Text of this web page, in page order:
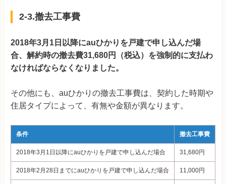
2-3.撤去工事費
2018年3月1日以降にauひかりを戸建で申し込んだ場
合、解約時の撤去費31,680円（税込）を強制的に支払わ
なければならなくなりました。
その他にも、auひかりの撤去工事費は、契約した時期や
住居タイプによって、有無や金額が異なります。
条件 撤去工事費
2018年3月1日以降にauひかりを戸建で申し込んだ場合 31,680円
2018年2月28日までにauひかりを戸建で申し込んだ場合 11,000円